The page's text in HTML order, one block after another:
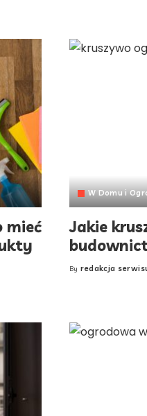
mieć
W Domu i
Jakie
Posted
By redakcja